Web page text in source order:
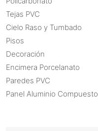
Tejas PVC
Cielo Raso y Tumbado
Pisos
Decoración
Encimera Porcelanato
Paredes PVC
Panel Aluminio Compuesto